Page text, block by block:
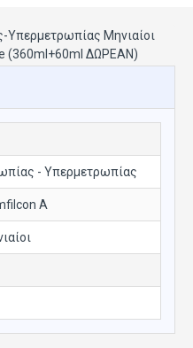
- Υπερμετρωπίας
A